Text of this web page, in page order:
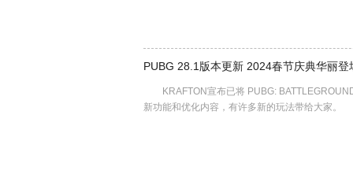
PUBG 28.1版本更新 2024春节庆典华丽登
KRAFTON宣布已将 PUBG:
新功能和优化内容，有许多新的玩法带给大家